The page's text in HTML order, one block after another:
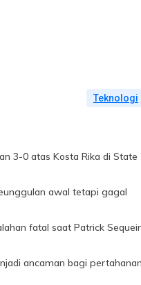
Teknologi
3-0 atas Kosta Rika di State
awal tetapi gagal
fatal saat Patrick
ancaman bagi pertahanan